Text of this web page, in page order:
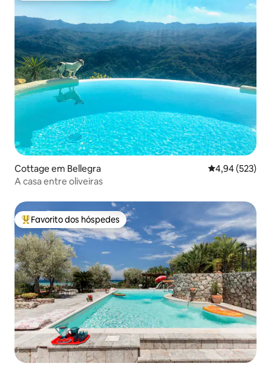
Cottage em Bellegra Classificação
4,94 (523)
A casa entre oliveiras
Favoritos dos hóspedes mais apreciados
Favorito dos hóspedes